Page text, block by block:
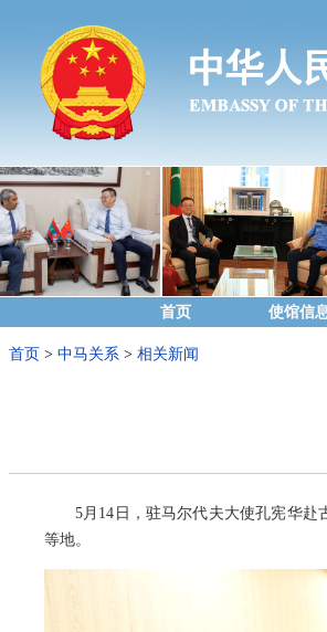
首页 使馆信
首页 > 中马关系 > 相关新闻
5月14日，驻马尔代夫大使孔宪华
等地。